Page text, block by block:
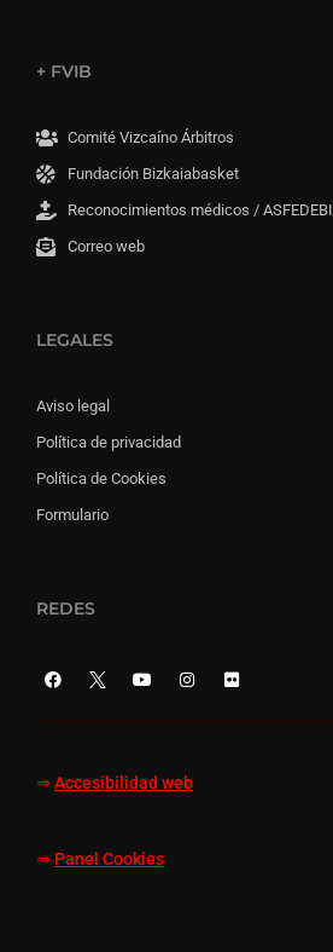
+ FVIB
Comité Vizcaíno Árbitros
Fundación Bizkaiabasket
Reconocimientos médicos / ASFEDEBI
Correo web
LEGALES
Aviso legal
Política de privacidad
Política de Cookies
Formulario
REDES
⇒ Accesibilidad web
⇒ Panel Cookies